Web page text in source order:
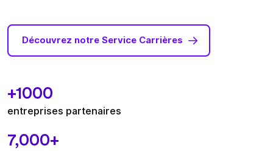
Découvrez notre Service Carrières
+1000
entreprises partenaires
7,000+